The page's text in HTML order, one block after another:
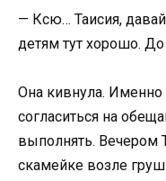
— Ксю… Таисия,
детям тут хорошо.
Она кивнула. Именно
согласиться на
выполнять. Вечером
скамейке возле